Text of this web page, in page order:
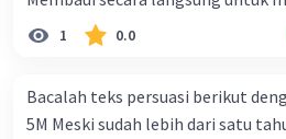
Melakukan di tempat khusus
1 0.0
Bacalah teks persuasi berikut dengan
5M Meski sudah lebih dari satu tahun, pandemi Covid-19